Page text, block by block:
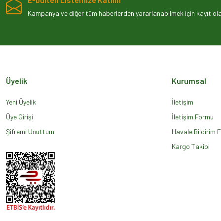
Ürün resmi kalitesiz, bozuk veya görüntülenemiyor.
Ürün açıklamasında eksik bilgiler bulunuyor.
Kampanya ve diğer tüm haberlerden yararlanabilmek için kayıt
Üyelik
Yeni Üyelik
Üye Girişi
Şifremi Unuttum
Kurumsal
İletişim
İletişim Formu
Havale Bildirim
Kargo Takibi